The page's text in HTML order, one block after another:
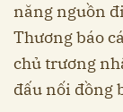
năng nguồn
Thương báo
chủ trương
đấu nối đồng